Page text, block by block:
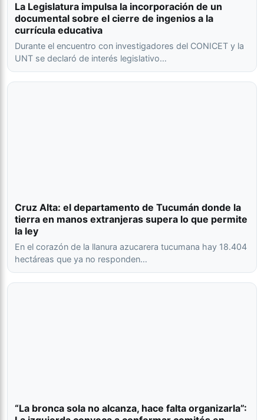
La Legislatura impulsa la incorporación de un
documental sobre el cierre de ingenios a la
currícula educativa
Durante el encuentro con investigadores del CONICET y la
UNT se declaró de interés legislativo…
Cruz Alta: el departamento de Tucumán donde la
tierra en manos extranjeras supera lo que permite
la ley
En el corazón de la llanura azucarera tucumana hay 18.404
hectáreas que ya no responden…
“La bronca sola no alcanza, hace falta organizarla”: